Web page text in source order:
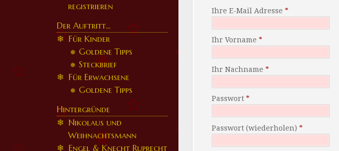
registrieren
Der Auftritt...
Für Kinder
Goldene Tipps
Steckbrief
Für Erwachsene
Goldene Tipps
Hintergründe
Nikolaus und
Weihnachtsmann
Engel & Knecht Ruprecht
Ihre E-Mail Adresse
Ihr Vorname
Ihr Nachname
Passwort
Passwort (wiederholen)